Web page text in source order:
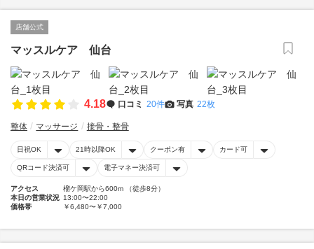
店舗公式
マッスルケア 仙台
4.18 口コミ 20件 写真 22枚
整体 マッサージ 接骨・整骨
日祝OK 21時以降OK クーポン有 カード可
QRコード決済可 電子マネー決済可
アクセス
榴ケ岡駅から600m （徒歩8分）
本日の営業状況 13:00〜22:00
価格帯
￥6,480〜￥7,000